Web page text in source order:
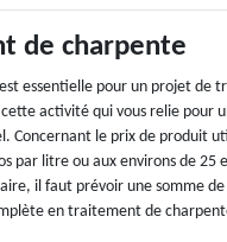
de charpente
essentielle pour un projet de
activité qui vous relie pour
Concernant le prix de produit
par litre ou aux environs de 25
il faut prévoir une somme de
en traitement de